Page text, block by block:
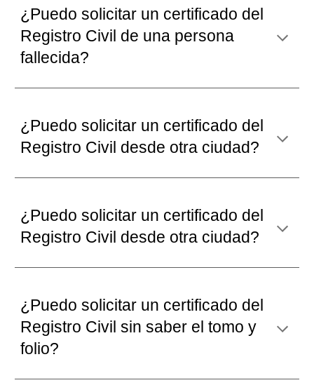
¿Puedo solicitar un certificado del
Registro Civil de una persona
fallecida?
¿Puedo solicitar un certificado del
Registro Civil desde otra ciudad?
¿Puedo solicitar un certificado del
Registro Civil desde otra ciudad?
¿Puedo solicitar un certificado del
Registro Civilsin saber el tomo y
folio?